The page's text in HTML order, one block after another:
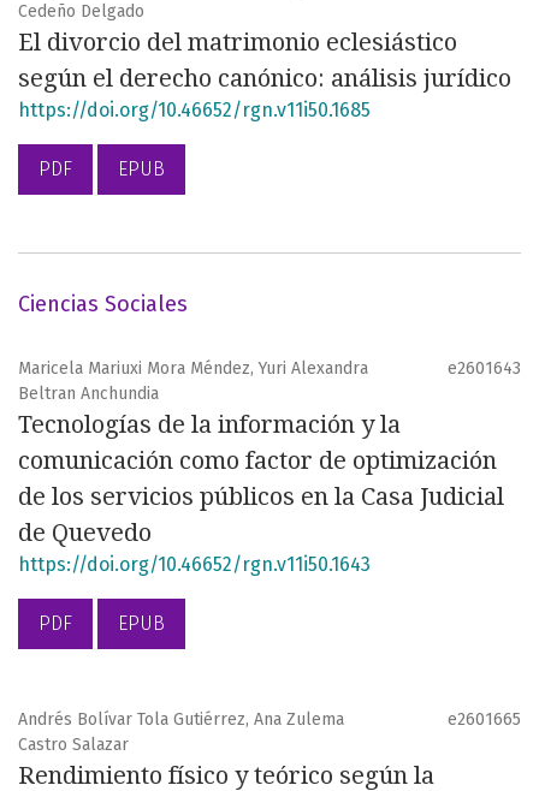
Cedeño Delgado
El divorcio del matrimonio eclesiástico
según el derecho canónico: análisis jurídico
https://doi.org/10.46652/rgn.v11i50.1685
PDF EPUB
Ciencias Sociales
Maricela Mariuxi Mora Méndez, Yuri Alexandra
Beltran Anchundia
e2601643
Tecnologías de la información y la
comunicación como factor de optimización
de los servicios públicos en la Casa Judicial
de Quevedo
https://doi.org/10.46652/rgn.v11i50.1643
PDF EPUB
Andrés Bolívar Tola Gutiérrez, Ana Zulema
Castro Salazar
e2601665
Rendimiento físico y teórico según la